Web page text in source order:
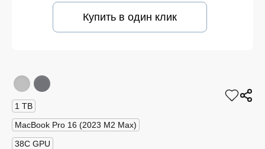
Купить в один клик
1 TB
MacBook Pro 16 (2023 M2 Max)
38C GPU